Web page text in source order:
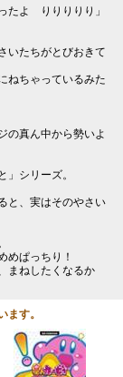
たよ りりりりり」
いたちがとびおきて
ねちゃっているみた
の真ん中から勢いよ
シリーズ。
と、実はそのやさい
めぱっちり！
まねしたくなるか
ます。